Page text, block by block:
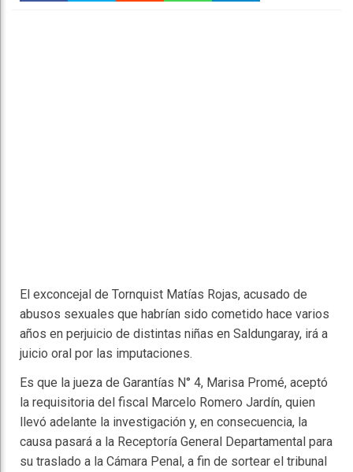
El exconcejal de Tornquist Matías Rojas, acusado de
abusos sexuales que habrían sido cometido hace varios
años en perjuicio de distintas niñas en Saldungaray, irá a
juicio oral por las imputaciones.
Es que la jueza de Garantías N° 4, Marisa Promé, aceptó
la requisitoria del fiscal Marcelo Romero Jardín, quien
llevó adelante la investigación y, en consecuencia, la
causa pasará a la Receptoría General Departamental para
su traslado a la Cámara Penal, a fin de sortear el tribunal